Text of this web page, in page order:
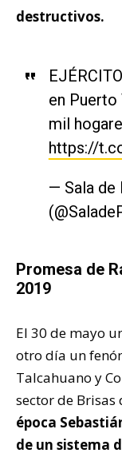
destructivos.
en Puerto
mil
https://
— Sala de
Promesa de
2019
El 30 de mayo
otro día un
Talcahuano y
sector de Brisas
época
de un sistema